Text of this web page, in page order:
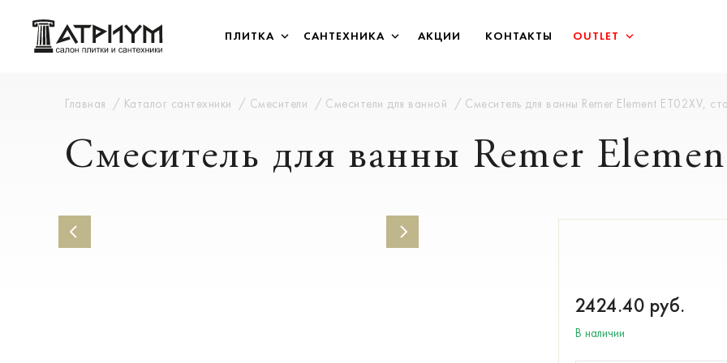
ПЛИТКА САНТЕХНИКА АКЦИИ КОНТАКТЫ OUTLET
Главная Каталог сантехники Смесители Смесители для ванной Смеситель для ванны Remer Element ET02XV,
Смеситель для ванны Remer
2424.40 руб.
В наличии